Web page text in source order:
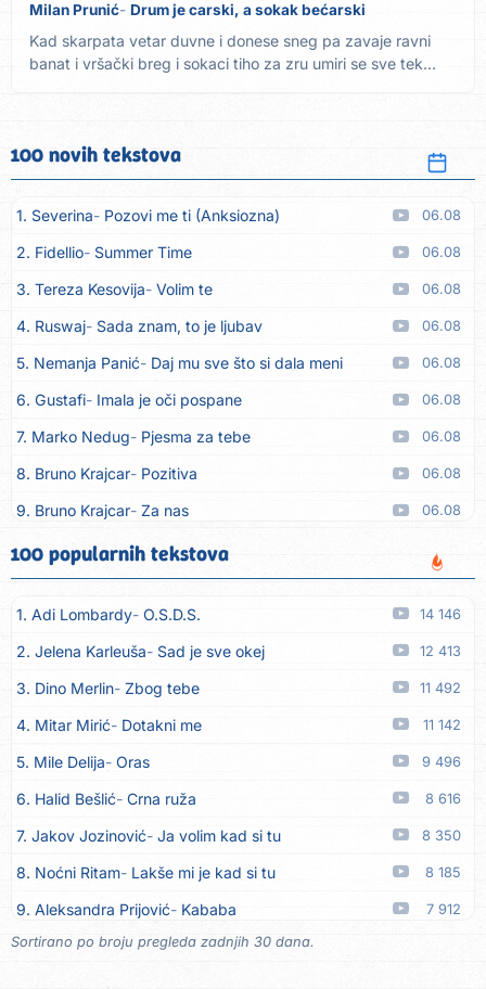
Milan Prunić Drum je carski, a sokak bećarski
Kad skarpata vetar duvne i donese sneg pa zavaje ravni
banat i vršački breg i sokaci tiho za zru umiri se sve tek...
100 novih tekstova
1. Severina Pozovi me ti (Anksiozna) 06.08
2. Fidellio Summer Time 06.08
3. Tereza Kesovija Volim te 06.08
4. Ruswaj Sada znam, to je ljubav 06.08
5. Nemanja Panić Daj mu sve što si dala meni 06.08
6. Gustafi Imala je oči pospane 06.08
7. Marko Nedug Pjesma za tebe 06.08
8. Bruno Krajcar Pozitiva 06.08
9. Bruno Krajcar Za nas 06.08
10. Tereza Kesovija Da li ću moći
11. Lidija Bačić Neka se vino toči (Nazdravlje) 06.08
12. Karin Kuljanić Nisi zavridel 06.08
13. Tamara Brusić Nigdi ni lipo ko doma 06.08
14. Tamara Brusić Biž´mo ća 06.08
15. Rusko Richie Bila si, bila 06.08
16. Rusko Richie Ti i ja 06.08
17. Azra Husarkić Ako treba 06.08
18. Azra Husarkić Ljubavnice 06.08
19. Azra Husarkić Zakon jačeg 06.08
20. Azra Husarkić Premalo 06.08
21. Azra Husarkić Omađijana
100 popularnih tekstova
1. Adi Lombardy O.S.D.S. 14 146
2. Jelena Karleuša Sad je sve okej 12 413
3. Dino Merlin Zbog tebe 11 492
4. Mitar Mirić Dotakni me 11 142
5. Mile Delija Oras 9 496
6. Halid Bešlić Crna ruža 8 616
7. Jakov Jozinović Ja volim kad si tu 8 350
8. Noćni Ritam Lakše mi je kad si tu 8 185
9. Aleksandra Prijović Kababa 7 912
10. Halid Bešlić Ljiljani
Sortirano po broju pregleda zadnjih 30 dana.